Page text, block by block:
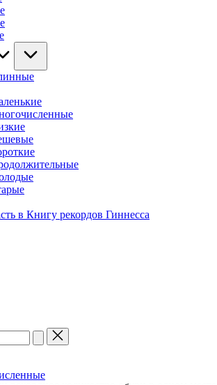
в Книгу рекордов Гиннесса